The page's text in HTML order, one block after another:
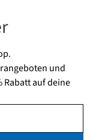
und
Rabatt auf deine